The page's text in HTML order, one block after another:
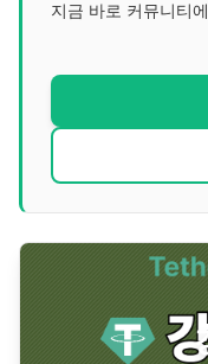
지금 바로 커뮤니티